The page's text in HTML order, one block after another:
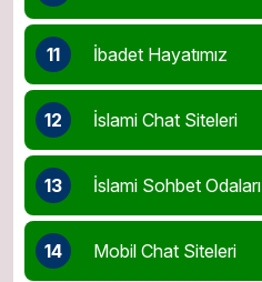
11 İbadet Hayatımız
12 İslami Chat Siteleri
13 İslami Sohbet Odaları
14 Mobil Chat Siteleri